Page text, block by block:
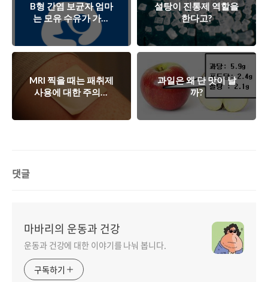
B형 간염 보균자 엄마
는 모유 수유가 가능
할까?
설탕이 진통제 역할을
한다고?
MRI 찍을 때는 패취제
사용에 대한 주의가
필요합니다.
과일은 왜 단 맛이 날
까?
댓글
마바리의 운동과 건강
운동과 건강에 대한 이야기를 나눠 봅니다.
구독하기